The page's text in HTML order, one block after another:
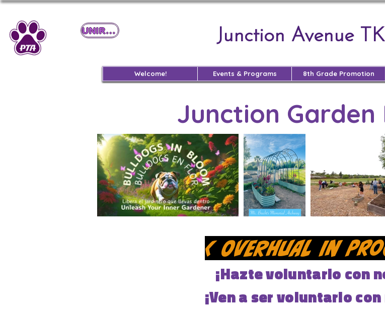
UNIRSE Junction Avenue
Welcome! Events & Programs 8th Grade Promotion
Junction Garden
< Overhual In
¡Hazte voluntario con
¡Ven a ser voluntario